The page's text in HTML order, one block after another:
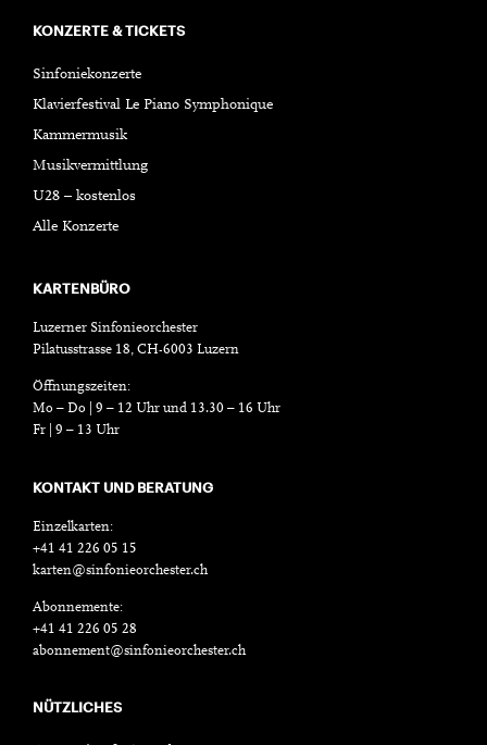
KONZERTE & TICKETS
Sinfoniekonzerte
Klavierfestival Le Piano Symphonique
Kammermusik
Musikvermittlung
U28 – kostenlos
Alle Konzerte
KARTENBÜRO
Luzerner Sinfonieorchester
Pilatusstrasse 18, CH-6003 Luzern
Öffnungszeiten:
Mo – Do | 9 – 12 Uhr und 13.30 – 16 Uhr
Fr | 9 – 13 Uhr
KONTAKT UND BERATUNG
Einzelkarten:
+41 41 226 05 15
karten@sinfonieorchester.ch
Abonnemente:
+41 41 226 05 28
abonnement@sinfonieorchester.ch
NÜTZLICHES